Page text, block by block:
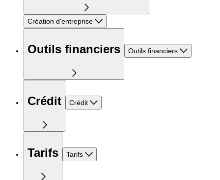
Création d'entreprise
Outils financiers Outils financiers
Crédit Crédit
Tarifs Tarifs